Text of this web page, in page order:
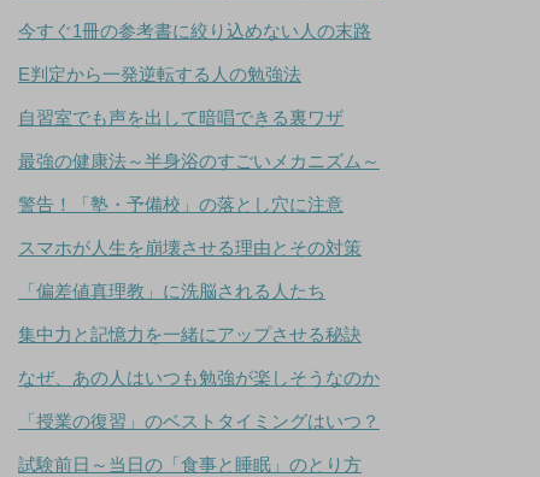
今すぐ1冊の参考書に絞り込めない人の末路
E判定から一発逆転する人の勉強法
自習室でも声を出して暗唱できる裏ワザ
最強の健康法～半身浴のすごいメカニズム～
警告！「塾・予備校」の落とし穴に注意
スマホが人生を崩壊させる理由とその対策
「偏差値真理教」に洗脳される人たち
集中力と記憶力を一緒にアップさせる秘訣
なぜ、あの人はいつも勉強が楽しそうなのか
「授業の復習」のベストタイミングはいつ？
試験前日～当日の「食事と睡眠」のとり方